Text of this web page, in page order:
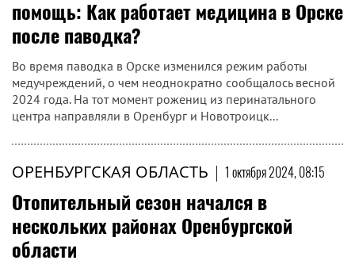
помощь: Как работает медицина в Орске
после паводка?
Во время паводка в Орске изменился режим работы
медучреждений, о чем неоднократно сообщалось весной
2024 года. На тот момент рожениц из перинатального
центра направляли в Оренбург и Новотроицк...
ОРЕНБУРГСКАЯ ОБЛАСТЬ | 1 октября 2024, 08:15
Отопительный сезон начался в
нескольких районах Оренбургской
области